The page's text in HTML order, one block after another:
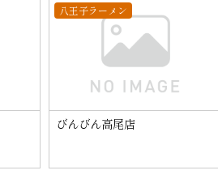
八王子ラーメン
びんびん高尾店